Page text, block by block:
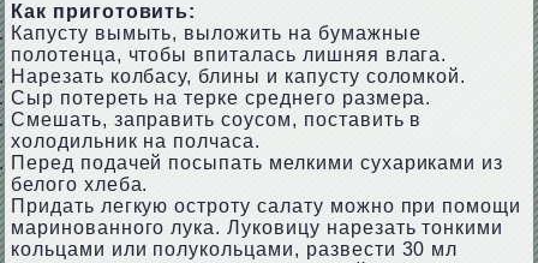
Как приготовить:
Капусту вымыть, выложить на бумажные
полотенца, чтобы впиталась лишняя влага.
Нарезать колбасу, блины и капусту соломкой.
Сыр потереть на терке среднего размера.
Смешать, заправить соусом, поставить в
холодильник на полчаса.
Перед подачей посыпать мелкими сухариками из
белого хлеба.
Придать легкую остроту салату можно при помощи
маринованного лука. Луковицу нарезать тонкими
кольцами или полукольцами, развести 30 мл